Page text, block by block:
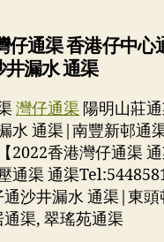
仔通渠 香港仔中心
漏水 通渠
灣仔通渠 陽明山莊
水 通渠|南豐新邨通
2022香港灣仔通渠
通渠 通渠
通沙井漏水 通渠|東頭
渠, 翠瑤苑通渠